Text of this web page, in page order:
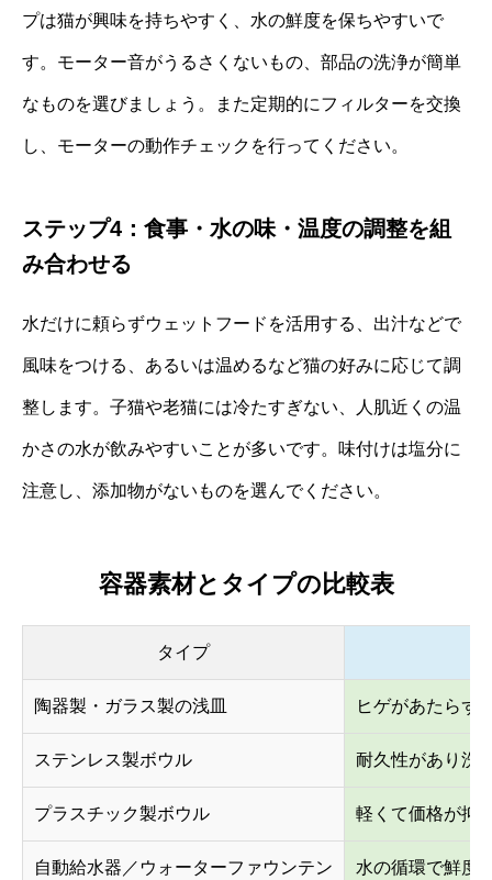
プは猫が興味を持ちやすく、水の鮮度を保ちやすいで
す。モーター音がうるさくないもの、部品の洗浄が簡単
なものを選びましょう。また定期的にフィルターを交換
し、モーターの動作チェックを行ってください。
ステップ4：食事・水の味・温度の調整を組
み合わせる
水だけに頼らずウェットフードを活用する、出汁などで
風味をつける、あるいは温めるなど猫の好みに応じて調
整します。子猫や老猫には冷たすぎない、人肌近くの温
かさの水が飲みやすいことが多いです。味付けは塩分に
注意し、添加物がないものを選んでください。
容器素材とタイプの比較表
タイプ
陶器製・ガラス製の浅皿 ヒゲがあたらず
ステンレス製ボウル 耐久性があり洗
プラスチック製ボウル 軽くて価格が抑
自動給水器／ウォーターファウンテン 水の循環で鮮度